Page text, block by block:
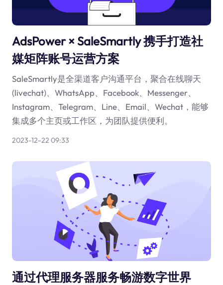
AdsPower × SaleSmartly 携手打造社
媒矩阵账号运营方案
SaleSmartly是全渠道客户沟通平台，聚合在线聊天
(livechat)、WhatsApp、Facebook、Messenger、
Instagram、Telegram、Line、Email、Wechat，能够
集成多个主页或工作区，为团队提供便利。
2023-12-22 09:33
通过代理服务器服务畅游数字世界